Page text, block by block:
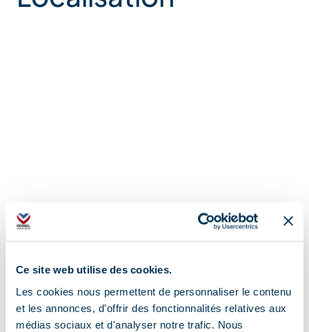
Ce site web utilise des cookies.
Les cookies nous permettent de personnaliser le contenu
et les annonces, d'offrir des fonctionnalités relatives aux
médias sociaux et d'analyser notre trafic. Nous